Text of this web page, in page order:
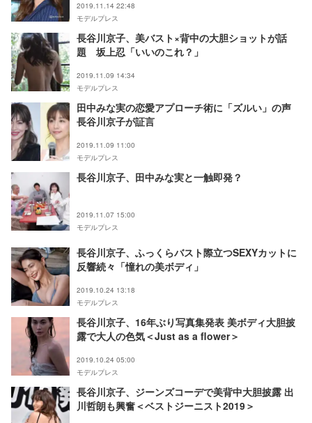
2019.11.14 22:48
モデルプレス
長谷川京子、美バスト×背中の大胆ショットが話
題 坂上忍「いいのこれ？」
2019.11.09 14:34
モデルプレス
田中みな実の恋愛アプローチ術に「ズルい」の声
長谷川京子が証言
2019.11.09 11:00
モデルプレス
長谷川京子、田中みな実と一触即発？
2019.11.07 15:00
モデルプレス
長谷川京子、ふっくらバスト際立つSEXYカットに
反響続々「憧れの美ボディ」
2019.10.24 13:18
モデルプレス
長谷川京子、16年ぶり写真集発表 美ボディ大胆披
露で大人の色気＜Just as a flower＞
2019.10.24 05:00
モデルプレス
長谷川京子、ジーンズコーデで美背中大胆披露 出
川哲朗も興奮＜ベストジーニスト2019＞